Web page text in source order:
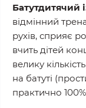
Батутдитячий
відмінний
рухів, сприяє
вчить дітей
велику
на батуті
практично